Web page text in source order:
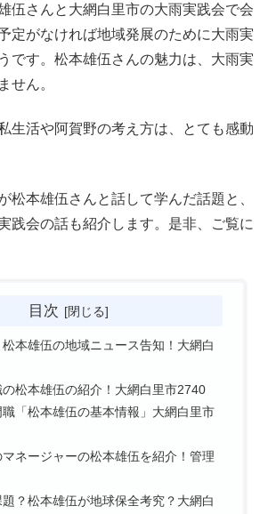
伍さんと大網白里市の大雨実践会で会
定がなければ地域発展のために大雨実
です。松本雄伍さんの魅力は、大雨実
せん。
生活や阿賀野の考え方は、とても感動
松本雄伍さんと話して学んだ話題と、
践会の話も紹介します。是非、ご覧に
目次
本雄伍の地域ニュース告知！大網白
松本雄伍の紹介！大網白里市2740
「松本雄伍の基本情報」大網白里市
ネージャーの松本雄伍を紹介！管理
？松本雄伍が地球保全考究？大網白